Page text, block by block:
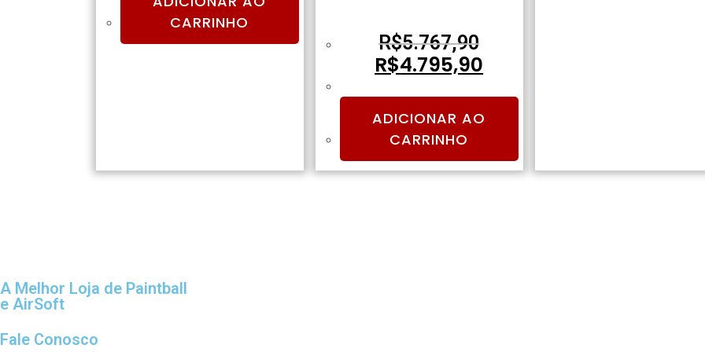
CARRINHO
R$5.767,90
R$4.795,90
ADICIONAR AO
CARRINHO
A Melhor Loja de Paintball
e AirSoft
Fale Conosco